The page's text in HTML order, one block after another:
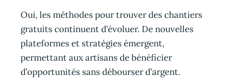
Oui, les méthodes pour trouver des chantiers
gratuits continuent d’évoluer. De nouvelles
plateformes et stratégies émergent,
permettant aux artisans de bénéficier
d’opportunités sans débourser d’argent.